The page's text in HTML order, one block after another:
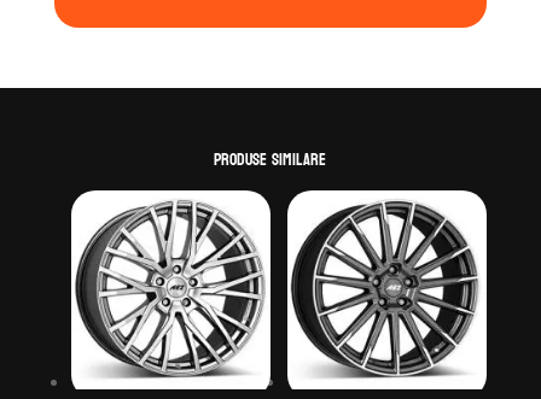
Produse similare